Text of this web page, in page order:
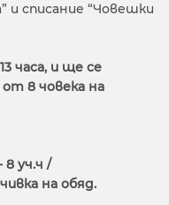
и списание “Човешки
часа, и ще се
8 човека на
8 уч.ч /
на обяд.